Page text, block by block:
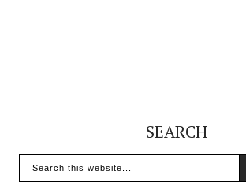
SEARCH